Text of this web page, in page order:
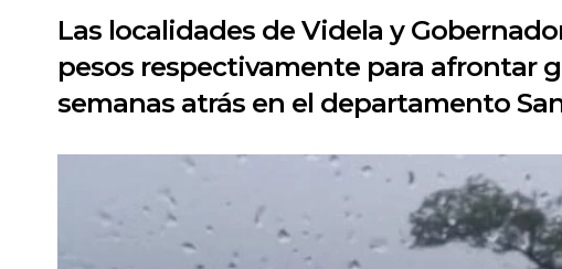
Las localidades de Videla y
pesos respectivamente para afrontar
semanas atrás en el departamento